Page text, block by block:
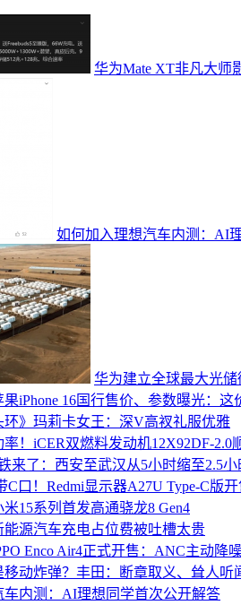
华为Mate XT非凡大师
如何加入理想汽车内测：AI
华为建立全球最大光
iPhone 16国行售价、参数曝光：
环》玛莉卡女王：深V高衩礼服优雅
！iCER双燃料发动机12X92DF-2.0
来了：西安至武汉从5小时缩至2.5小
C口！Redmi显示器A27U Type-C版
15系列首发高通骁龙8 Gen4
能源汽车充电占位费被吐槽太贵
Enco Air4正式开售：ANC主动降
动炸弹？丰田：断章取义、耸人听
车内测：AI理想同学首次公开解答